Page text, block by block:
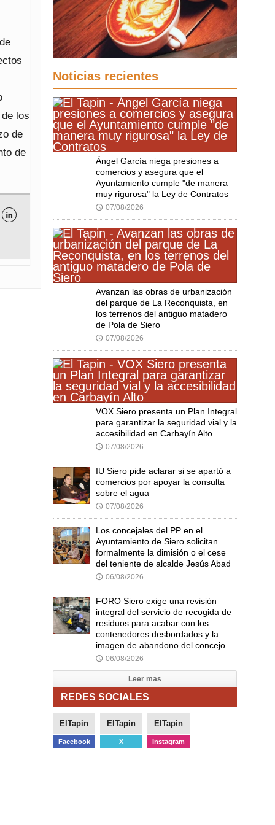
los
de
de

Noticias recientes
Ángel García niega presiones a
comercios y asegura que el
Ayuntamiento cumple "de manera
muy rigurosa" la Ley de Contratos
🕔 07/08/2026
Avanzan las obras de urbanización
del parque de La Reconquista, en
los terrenos del antiguo matadero
de Pola de Siero
🕔 07/08/2026
VOX Siero presenta un Plan Integral
para garantizar la seguridad vial y la
accesibilidad en Carbayín Alto
🕔 07/08/2026
IU Siero pide aclarar si se apartó a
comercios por apoyar la consulta
sobre el agua
🕔 07/08/2026
Los concejales del PP en el
Ayuntamiento de Siero solicitan
formalmente la dimisión o el cese
del teniente de alcalde Jesús Abad
🕔 06/08/2026
FORO Siero exige una revisión
integral del servicio de recogida de
residuos para acabar con los
contenedores desbordados y la
imagen de abandono del concejo
🕔 06/08/2026
Leer mas
REDES SOCIALES
ElTapin
Facebook
ElTapin
X
ElTapin
Instagram